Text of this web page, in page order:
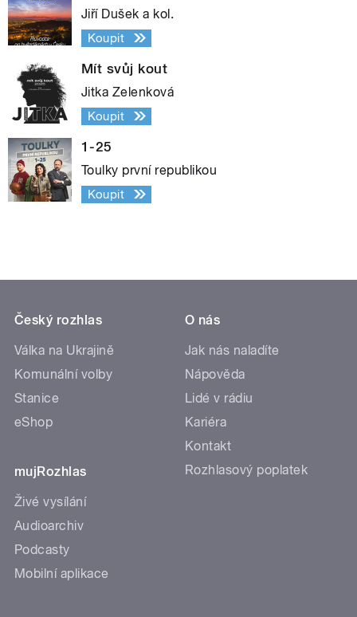
Jiří Dušek a kol.
Koupit
Mít svůj kout
Jitka Zelenková
Koupit
1-25
Toulky první republikou
Koupit
Český rozhlas
Válka na Ukrajině
Komunální volby
Stanice
eShop
mujRozhlas
Živé vysílání
Audioarchiv
Podcasty
Mobilní aplikace
O nás
Jak nás naladíte
Nápověda
Lidé v rádiu
Kariéra
Kontakt
Rozhlasový poplatek